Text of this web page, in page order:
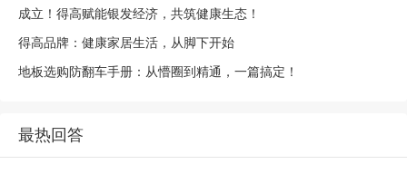
成立！得高赋能银发经济，共筑健康生态！
得高品牌：健康家居生活，从脚下开始
地板选购防翻车手册：从懵圈到精通，一篇搞定！
最热回答